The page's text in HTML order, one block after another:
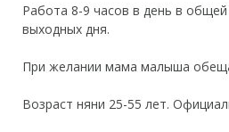
Работа 8-9 часов в день в
выходных дня.
При желании мама малыша
Возраст няни 25-55 лет.